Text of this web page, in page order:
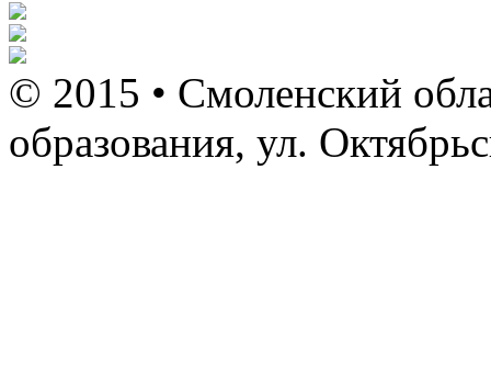
© 2015 • Смоленский
образования, ул.